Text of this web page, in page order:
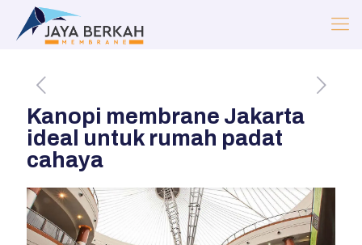
Kanopi membrane Jakarta
ideal untuk rumah padat
cahaya